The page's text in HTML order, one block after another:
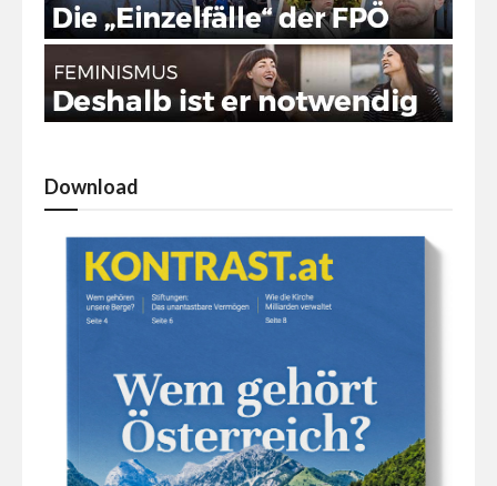
Download